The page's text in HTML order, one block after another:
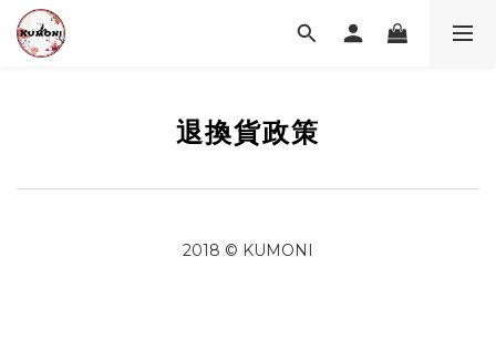
退換貨政策
2018 © KUMONI